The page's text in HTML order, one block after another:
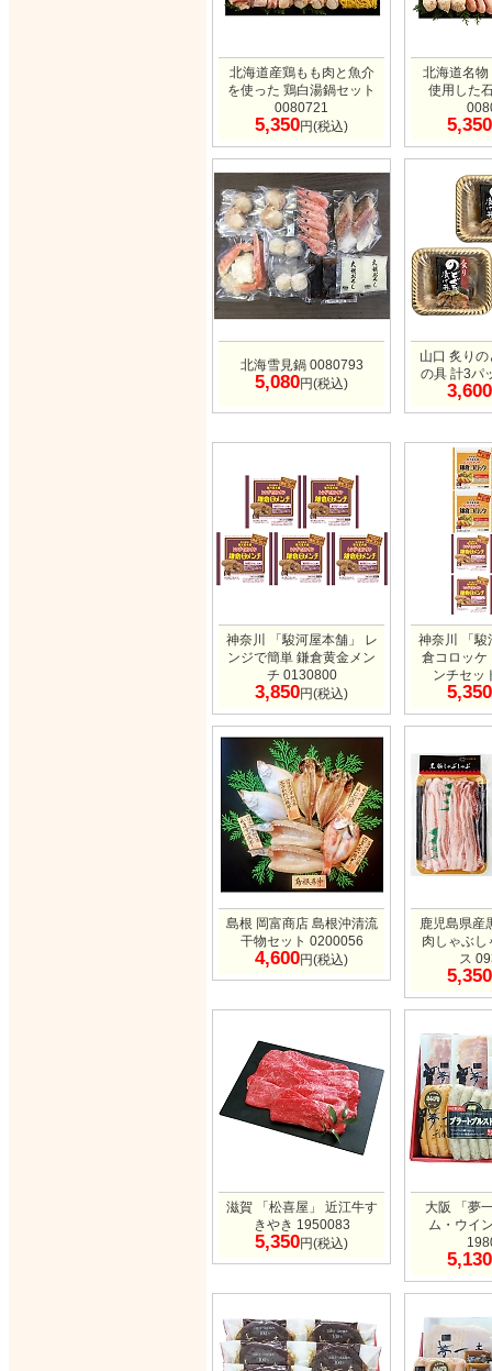
北海道産鶏もも肉と魚介
を使った 鶏白湯鍋セット
0080721
5,350円(税込)
北海道名
使用した
5,350
北海雪見鍋 0080793
5,080円(税込)
山口 炙り
の具 計3パ
3,600
神奈川 「駿河屋本舗」 レ
ンジで簡単 鎌倉黄金メン
チ 0130800
3,850円(税込)
神奈川 「駿
倉コロッケ
ンチセッ
5,350
島根 岡富商店 島根沖清流
干物セット 0200056
4,600円(税込)
鹿児島県産
肉しゃぶし
ス
5,350
滋賀 「松喜屋」 近江牛す
きやき 1950083
5,350円(税込)
大阪 「夢
ム・ウイ
5,130